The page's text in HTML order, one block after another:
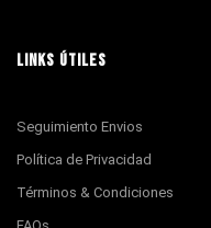
LINKS ÚTILES
Seguimiento Envios
Política de Privacidad
Términos & Condiciones